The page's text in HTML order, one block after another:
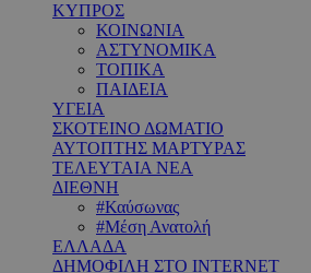
ΚΥΠΡΟΣ
ΚΟΙΝΩΝΙΑ
ΑΣΤΥΝΟΜΙΚΑ
ΤΟΠΙΚΑ
ΠΑΙΔΕΙΑ
ΥΓΕΙΑ
ΣΚΟΤΕΙΝΟ ΔΩΜΑΤΙΟ
ΑΥΤΟΠΤΗΣ ΜΑΡΤΥΡΑΣ
ΤΕΛΕΥΤΑΙΑ ΝΕΑ
ΔΙΕΘΝΗ
#Καύσωνας
#Μέση Ανατολή
ΕΛΛΑΔΑ
ΔΗΜΟΦΙΛΗ ΣΤΟ INTERNET